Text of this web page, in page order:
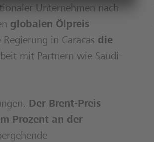
Unternehmen nach
globalen Ölpreis
in Caracas die
mit Partnern wie Saudi-
Der Brent-Preis
Prozent an der